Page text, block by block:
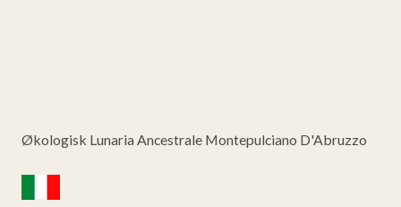
Økologisk Lunaria Ancestrale Montepulciano D'Abruzzo